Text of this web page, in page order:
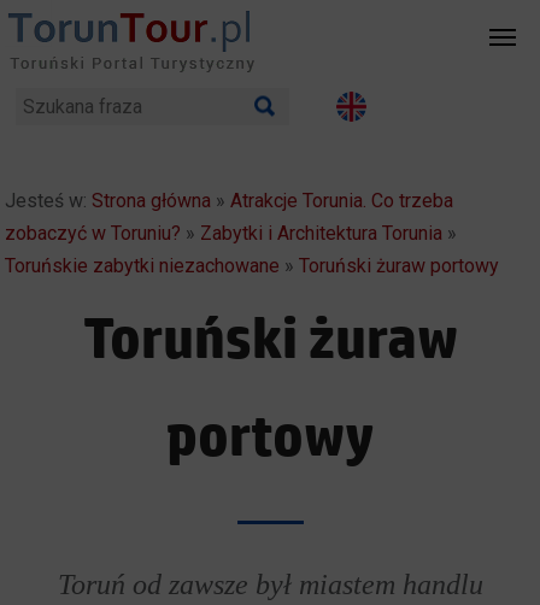
Jesteś w: Strona główna »Atrakcje Torunia. Co trzeba
zobaczyć w Toruniu? » Zabytki i Architektura Torunia »
Toruńskie zabytki niezachowane »Toruński żuraw portowy
Toruński żuraw
portowy
Toruń od zawsze był miastem handlu